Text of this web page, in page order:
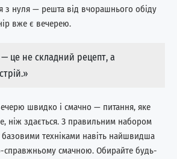
з нуля — решта від вчорашнього обіду
вже є вечерею.
це не складний рецепт, а
швидко і смачно — питання, яке
ніж здається. З правильним набором
базовими техніками навіть найшвидша
справжньому смачною. Обирайте будь-